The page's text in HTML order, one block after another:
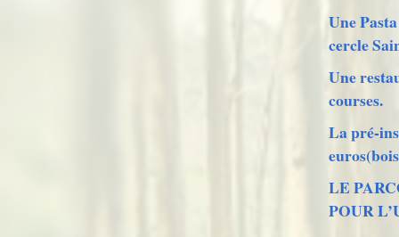
Une
cercle
Une
courses.
La pré-
LE
POUR